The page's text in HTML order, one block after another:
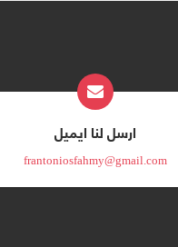
ارسل لنا ايميل
frantoniosfahmy@gmail.com